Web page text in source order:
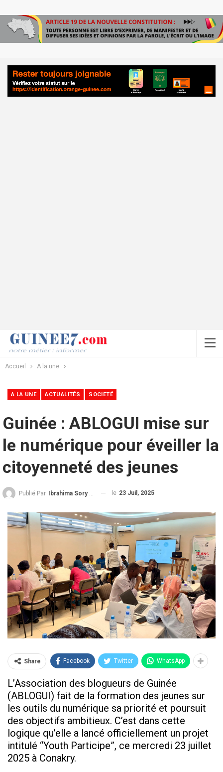
Accueil A la une
A LA UNE ACTUALITÉS SOCIETÉ
Guinée : ABLOGUI mise sur
le numérique pour éveiller la
citoyenneté des jeunes
Publié Par Ibrahima Sory Diallo le 23 Juil, 2025
Share Facebook Twitter WhatsApp
L’Association des blogueurs de Guinée
(ABLOGUI) fait de la formation des jeunes sur
les outils du numérique sa priorité et poursuit
des objectifs ambitieux. C’est dans cette
logique qu’elle a lancé officiellement un projet
intitulé “Youth Participe”, ce mercredi 23 juillet
2025 à Conakry.